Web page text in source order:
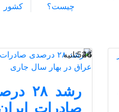
چیست؟
کشور
44 ثانیه
526
رشد
صادرات